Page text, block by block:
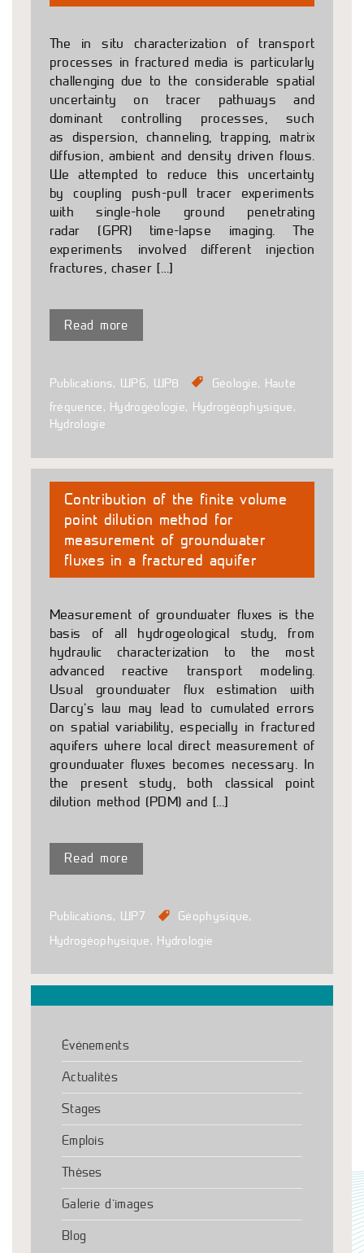
The in situ characterization of transport
processes in fractured media is particularly
challenging due to the considerable spatial
uncertainty on tracer pathways and
dominant controlling processes, such
as dispersion, channeling, trapping, matrix
diffusion, ambient and density driven flows.
We attempted to reduce this uncertainty
by coupling push-pull tracer experiments
with single-hole ground penetrating
radar (GPR) time-lapse imaging. The
experiments involved different injection
fractures, chaser […]
Read more
Publications, WP6, WP8 Géologie, Haute
fréquence, Hydrogéologie, Hydrogéophysique,
Hydrologie
Contribution of the finite volume
point dilution method for
measurement of groundwater
fluxes in a fractured aquifer
Measurement of groundwater fluxes is the
basis of all hydrogeological study, from
hydraulic characterization to the most
advanced reactive transport modeling.
Usual groundwater flux estimation with
Darcy’s law may lead to cumulated errors
on spatial variability, especially in fractured
aquifers where local direct measurement of
groundwater fluxes becomes necessary. In
the present study, both classical point
dilution method (PDM) and […]
Read more
Publications, WP7 Géophysique,
Hydrogéophysique, Hydrologie
Événements
Actualités
Stages
Emplois
Thèses
Galerie d’images
Blog